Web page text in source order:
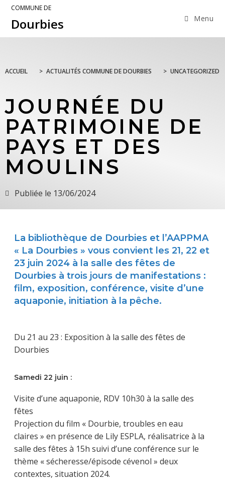
COMMUNE DE
Dourbies Menu
ACCUEIL > ACTUALITÉS COMMUNE DE DOURBIES > UNCATEGORIZED
JOURNÉE DU
PATRIMOINE DE
PAYS ET DES
MOULINS
Publiée le 13/06/2024
La bibliothèque de Dourbies et l’AAPPMA
« La Dourbies » vous convient les 21, 22 et
23 juin 2024 à la salle des fêtes de
Dourbies à trois jours de manifestations :
film, exposition, conférence, visite d’une
aquaponie, initiation à la pêche.
Du 21 au 23 : Exposition à la salle des fêtes de
Dourbies
Samedi 22 juin :
Visite d’une aquaponie, RDV 10h30 à la salle des
fêtes
Projection du film « Dourbie, troubles en eau
claires » en présence de Lily ESPLA, réalisatrice à la
salle des fêtes à 15h suivi d’une conférence sur le
thème « sécheresse/épisode cévenol » deux
contextes, situation 2024.